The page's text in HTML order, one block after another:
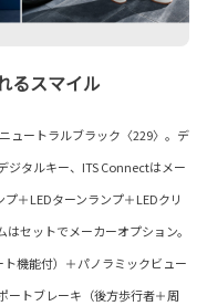
るスマイル
ュートラルブラック〈229〉。デ
ジタルキー、ITS Connectはメー
＋LEDターンランプ＋LEDクリ
セットでメーカーオプション。
機能付）＋パノラミックビュー
ートブレーキ（後方歩行者＋周